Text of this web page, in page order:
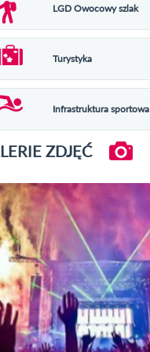
LGD Owocowy szlak
Turystyka
Infrastruktura sportowa
ZDJĘĆ